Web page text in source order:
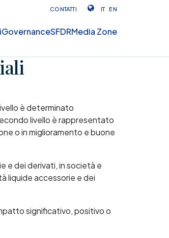
CONTATTI IT EN
GovernanceSFDRMedia Zone
è determinato
livello è rappresentato
o in miglioramento e buone
e dei derivati, in società e
liquide accessorie e dei
significativo, positivo o